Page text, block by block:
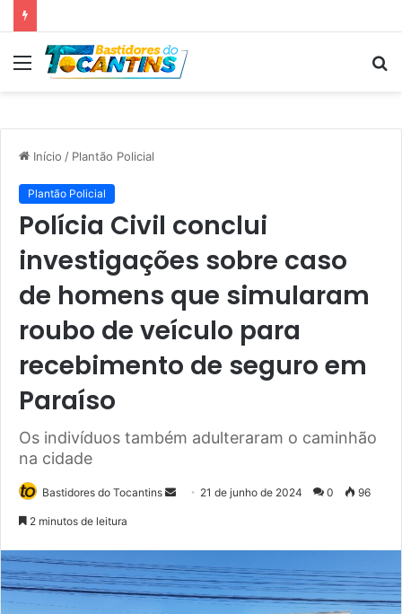
Menu
Início / Plantão Policial
Plantão Policial
Polícia Civil conclui
investigações sobre caso
de homens que simularam
roubo de veículo para
recebimento de seguro em
Paraíso
Os indivíduos também adulteraram o caminhão
na cidade
Bastidores do Tocantins
e
u
21 de junho de 2024 0 96
2 minutos de leitura